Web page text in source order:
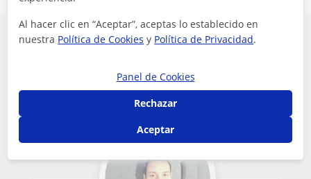
Otros profesores de Matemáticas en
Al hacer clic en “Aceptar”, aceptas lo establecido en
nuestra Política de Cookies y Política de Privacidad.
Panel de Cookies
Rechazar
Aceptar